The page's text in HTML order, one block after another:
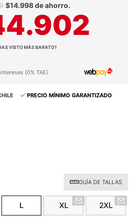
$14.998 de ahorro.
VISTO MÁS BARATO?
(0% TAE)
PRECIO MÍNIMO GARANTIZADO
GUÍA DE TALLAS
L XL 2XL